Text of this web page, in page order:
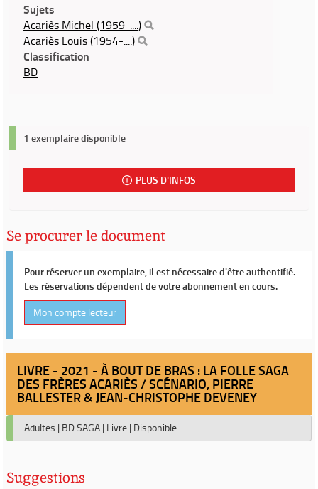
Sujets
Acariès Michel (1959-....)
Acariès Louis (1954-....)
Classification
BD
1 exemplaire disponible
PLUS D'INFOS
Se procurer le document
Pour réserver un exemplaire, il est nécessaire d'être authentifié.
Les réservations dépendent de votre abonnement en cours.
Mon compte lecteur
LIVRE - 2021 - À BOUT DE BRAS : LA FOLLE SAGA
DES FRÈRES ACARIÈS / SCÉNARIO, PIERRE
BALLESTER & JEAN-CHRISTOPHE DEVENEY
Adultes | BD SAGA | Livre | Disponible
Suggestions